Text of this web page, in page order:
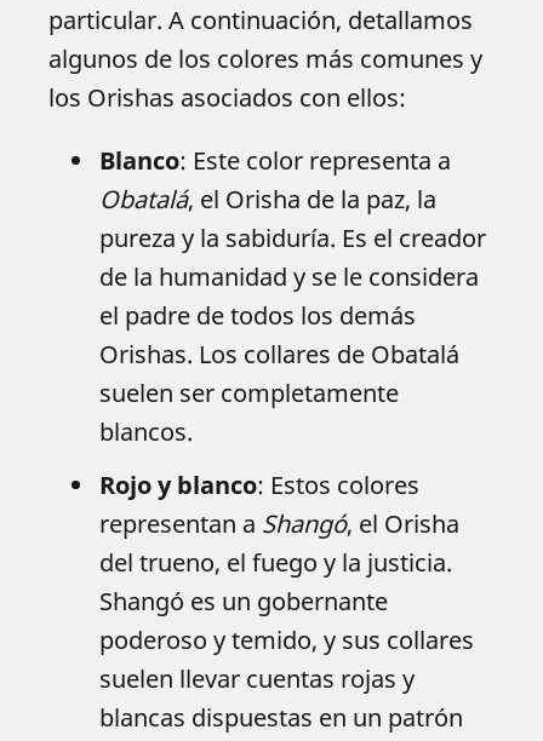
particular. A continuación, detallamos
algunos de los colores más comunes y
los Orishas asociados con ellos:
Blanco: Este color representa a
Obatalá, el Orisha de la paz, la
pureza y la sabiduría. Es el creador
de la humanidad y se le considera
el padre de todos los demás
Orishas. Los collares de Obatalá
suelen ser completamente
blancos.
Rojo y blanco: Estos colores
representan a Shangó, el Orisha
del trueno, el fuego y la justicia.
Shangó es un gobernante
poderoso y temido, y sus collares
suelen llevar cuentas rojas y
blancas dispuestas en un patrón